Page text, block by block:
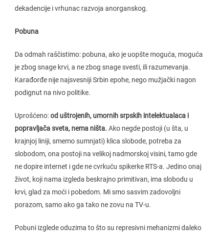
dekadencije i vrhunac razvoja anorganskog.
Pobuna
Da odmah raščistimo: pobuna, ako je uopšte moguća, moguća
je zbog snage krvi, a ne zbog snage svesti, ili razumevanja.
Karađorđe nije najsvesniji Srbin epohe, nego mužjački nagon
podignut na nivo politike.
Uprošćeno:od uštrojenih, umornih srpskih intelektualaca i
popravljača sveta, nema ništa. Ako negde postoji (u šta, u
krajnjoj liniji, smemo sumnjati) klica slobode, potreba za
slobodom, ona postoji na velikoj nadmorskoj visini, tamo gde
ne dopire internet i gde ne cvrkuću spikerke RTS-a. Jedino onaj
život, koji nama izgleda beskrajno primitivan, ima slobodu u
krvi, glad za moći i pobedom. Mi smo sasvim zadovoljni
porazom, samo ako ga tako ne zovu na TV-u.
Pobuni izglede oduzima to što su represivni mehanizmi daleko